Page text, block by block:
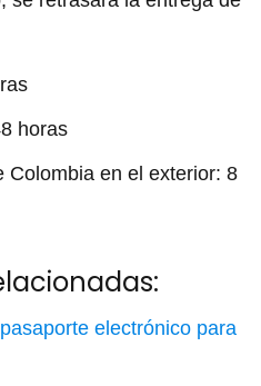
horas
Colombia en el exterior: 8
electrónico para